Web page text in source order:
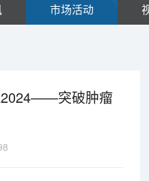
市场活动
突破肿瘤